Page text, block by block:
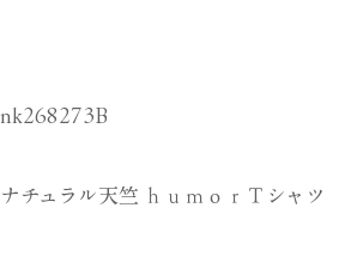
nk268273B
ナチュラル天竺 ｈｕｍｏｒＴシャツ